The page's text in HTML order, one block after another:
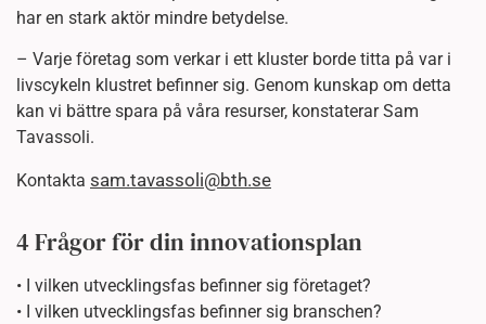
har en stark aktör mindre betydelse.
– Varje företag som verkar i ett kluster borde titta på var i
livscykeln klustret befinner sig. Genom kunskap om detta
kan vi bättre spara på våra resurser, konstaterar Sam
Tavassoli.
Kontakta sam.tavassoli@bth.se
4 Frågor för din innovationsplan
• I vilken utvecklingsfas befinner sig företaget?
• I vilken utvecklingsfas befinner sig branschen?